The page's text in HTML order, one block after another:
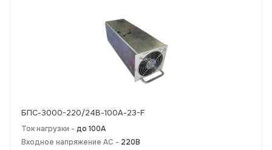
БПС-3000-220/24В-100А-23-F
Ток нагрузки - до 100А
Входное напряжение AC - 220В